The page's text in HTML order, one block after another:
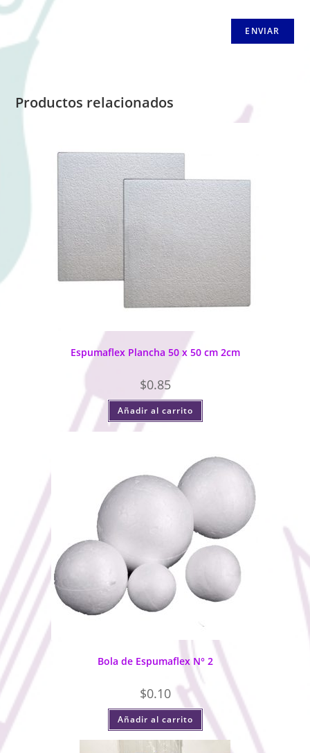
Productos relacionados
Espumaflex Plancha 50 x 50 cm 2cm
$0.85
Añadir al carrito
Bola de Espumaflex N° 2
$0.10
Añadir al carrito